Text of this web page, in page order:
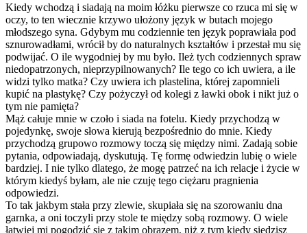
Kiedy wchodzą i siadają na moim łóżku pierwsze co rzuca mi się w
oczy, to ten wiecznie krzywo ułożony język w butach mojego
młodszego syna. Gdybym mu codziennie ten język poprawiała pod
sznurowadłami, wrócił by do naturalnych kształtów i przestał mu się
podwijać. O ile wygodniej by mu było. Ileż tych codziennych spraw
niedopatrzonych, nieprzypilnowanych? Ile tego co ich uwiera, a ile
widzi tylko matka? Czy uwiera ich plastelina, której zapomnieli
kupić na plastykę? Czy pożyczył od kolegi z ławki obok i nikt już o
tym nie pamięta?
Mąż całuje mnie w czoło i siada na fotelu. Kiedy przychodzą w
pojedynkę, swoje słowa kierują bezpośrednio do mnie. Kiedy
przychodzą grupowo rozmowy toczą się między nimi. Zadają sobie
pytania, odpowiadają, dyskutują. Tę formę odwiedzin lubię o wiele
bardziej. I nie tylko dlatego, że mogę patrzeć na ich relacje i życie w
którym kiedyś byłam, ale nie czuję tego ciężaru pragnienia
odpowiedzi.
To tak jakbym stała przy zlewie, skupiała się na szorowaniu dna
garnka, a oni toczyli przy stole te między sobą rozmowy. O wiele
łatwiej mi pogodzić się z takim obrazem, niż z tym kiedy siedzisz